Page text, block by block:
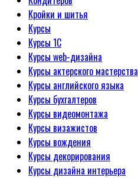
Кройки и шитья
Курсы
Курсы 1С
Курсы web-дизайна
Курсы актерского мастерства
Курсы английского языка
Курсы бухгалтеров
Курсы видеомонтажа
Курсы визажистов
Курсы вождения
Курсы декорирования
Курсы дизайна интерьера